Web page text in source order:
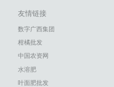
友情链接
数字广西集团
柑橘批发
中国农资网
水溶肥
叶面肥批发